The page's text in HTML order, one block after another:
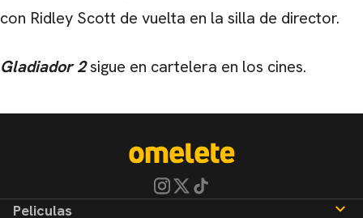
con Ridley Scott de vuelta en la silla de director.
Gladiador 2sigue en cartelera en los cines.
Peliculas